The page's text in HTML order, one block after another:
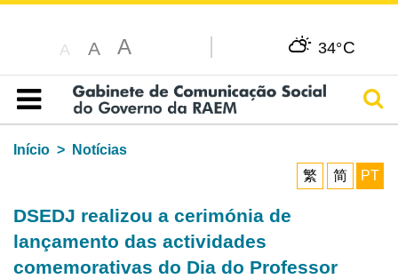
A A A 34°C
Índice
Início
Notícias
繁
简 PT
DSEDJ realizou a cerimónia de
lançamento das actividades
comemorativas do Dia do Professor